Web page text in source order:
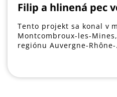
Filip a hlinená pec
Tento projekt sa konal v
Montcombroux-les-
regiónu Auvergne-Rhône-